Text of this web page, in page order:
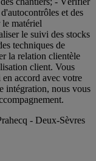
et des
matériel
le suivi des stocks
techniques de
la relation clientèle
client. Vous
accord avec votre
intégration, nous vous
- Deux-Sèvres